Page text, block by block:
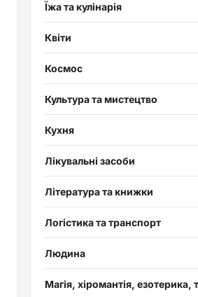
Їжа та кулінарія
Квіти
Космос
Культура та мистецтво
Кухня
Лікувальні засоби
Література та книжки
Логістика та транспорт
Людина
Магія, хіромантія, езотерика,